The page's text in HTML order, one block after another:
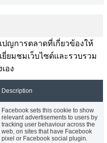
ญการตลาดที่เกี่ยวข้องให้
ยมชมเว็บไซต์และรวบรวม
อง
Description
Facebook sets this cookie to show
relevant advertisements to users by
tracking user behaviour across the
web, on sites that have Facebook
pixel or Facebook social plugin.